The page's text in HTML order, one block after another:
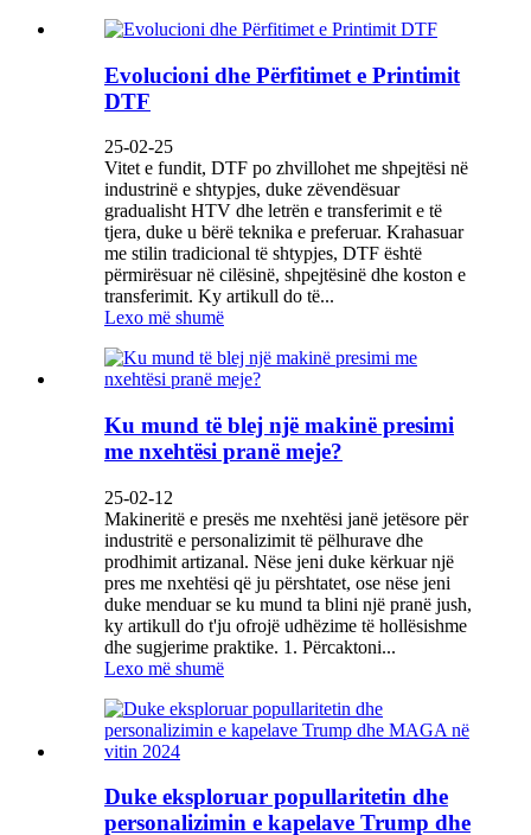
Evolucioni dhe Përfitimet e Printimit
DTF
25-02-25
Vitet e fundit, DTF po zhvillohet me shpejtësi në
industrinë e shtypjes, duke zëvendësuar
gradualisht HTV dhe letrën e transferimit e të
tjera, duke u bërë teknika e preferuar. Krahasuar
me stilin tradicional të shtypjes, DTF është
përmirësuar në cilësinë, shpejtësinë dhe koston e
transferimit. Ky artikull do të...
Lexo më shumë
Ku mund të blej një makinë presimi
me nxehtësi pranë meje?
25-02-12
Makineritë e presës me nxehtësi janë jetësore për
industritë e personalizimit të pëlhurave dhe
prodhimit artizanal. Nëse jeni duke kërkuar një
pres me nxehtësi që ju përshtatet, ose nëse jeni
duke menduar se ku mund ta blini një pranë jush,
ky artikull do t'ju ofrojë udhëzime të hollësishme
dhe sugjerime praktike. 1. Përcaktoni...
Lexo më shumë
Duke eksploruar popullaritetin dhe
personalizimin e kapelave Trump dhe